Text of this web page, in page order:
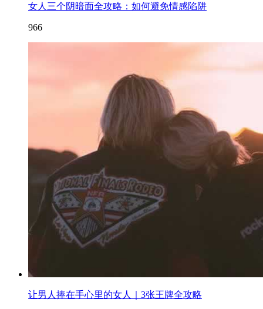
女人三个阴暗面全攻略：如何避免情感陷阱
966
让男人捧在手心里的女人｜3张王牌全攻略